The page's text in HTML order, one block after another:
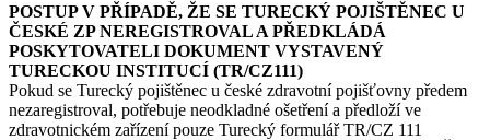
POSTUP V PŘÍPADĚ, ŽE SE TURECKÝ POJIŠTĚNEC U
ČESKÉ ZP NEREGISTROVAL A PŘEDKLÁDÁ
POSKYTOVATELI DOKUMENT VYSTAVENÝ
TURECKOU INSTITUCÍ (TR/CZ111)
Pokud se Turecký pojištěnec u české zdravotní pojišťovny předem
nezaregistroval, potřebuje neodkladné ošetření a předloží ve
zdravotnickém zařízení pouze Turecký formulář TR/CZ 111